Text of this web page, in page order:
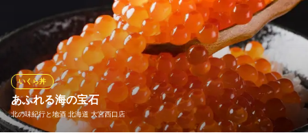
様々なシチュエーションでご利用いただける当店の宴会コース。
※こちらは夜のみのこだわりです。
四十八漁場 大宮西口店
旬鮮魚の海鮮居酒屋
ＪＲ大宮駅西口 徒歩2分
埼玉県さいたま市大宮区桜木町1-1-17 トリムビル4F
あふれる海の宝石
北の味紀行と地酒 北海道 大宮西口店
いくら丼